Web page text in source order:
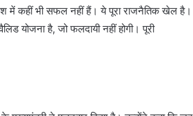
में कहीं भी सफल नहीं हैं। ये पूरा राजनैतिक खेल है।
योजना है, जो फलदायी नहीं होगी। पूरी